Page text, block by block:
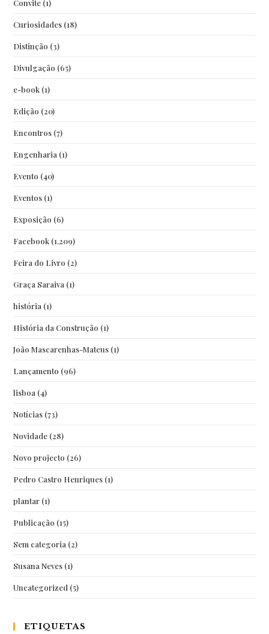
Convite (1)
Curiosidades (18)
Distinção (3)
Divulgação (65)
e-book (1)
Edição (20)
Encontros (7)
Engenharia (1)
Evento (40)
Eventos (1)
Exposição (6)
Facebook (1.209)
Feira do Livro (2)
Graça Saraiva (1)
história (1)
História da Construção (1)
João Mascarenhas-Mateus (1)
Lançamento (96)
lisboa (4)
Notícias (73)
Novidade (28)
Novo projecto (26)
Pedro Castro Henriques (1)
plantar (1)
Publicação (15)
Sem categoria (2)
Susana Neves (1)
Uncategorized (5)
ETIQUETAS